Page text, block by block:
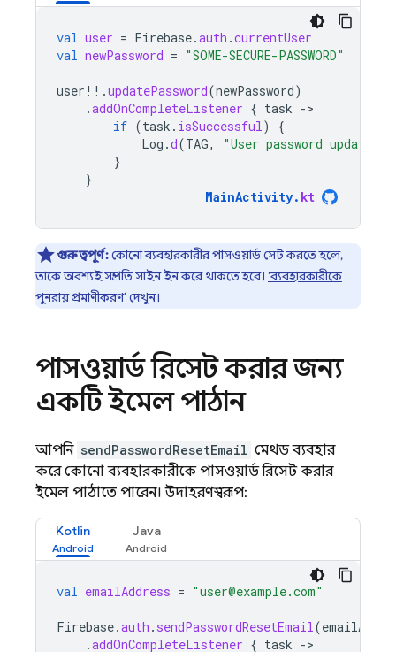
val user = Firebase.auth .currentUser
val newPassword = "SOME-SECURE-PASSWORD"
user !! .updatePassword(newPassword)
.addOnCompleteListener { task -
if (task . isSuccessful)
{
Log .d(TAG, "User password updated."
}
}
MainActivity. kt
গুরুত্বপূর্ণ:কোনো ব্যবহারকারীর পাসওয়ার্ড সেট করতে হলে,
তাকে অবশ্যই সম্প্রতি সাইন ইন করে থাকতে হবে। ‘ব্যবহারকারীকে
পুনরায় প্রমাণীকরণ’দেখুন।
পাসওয়ার্ড রিসেট করার জন্য
একটি ইমেল পাঠান
আপনি sendPasswordResetEmail মেথড ব্যবহার
করে কোনো ব্যবহারকারীকে পাসওয়ার্ড রিসেট করার
ইমেল পাঠাতে পারেন। উদাহরণস্বরূপ:
Kotlin Java
val emailAddress = "user@example.com"
Firebase.auth . sendPasswordResetEmail(
.addOnCompleteListener { task -